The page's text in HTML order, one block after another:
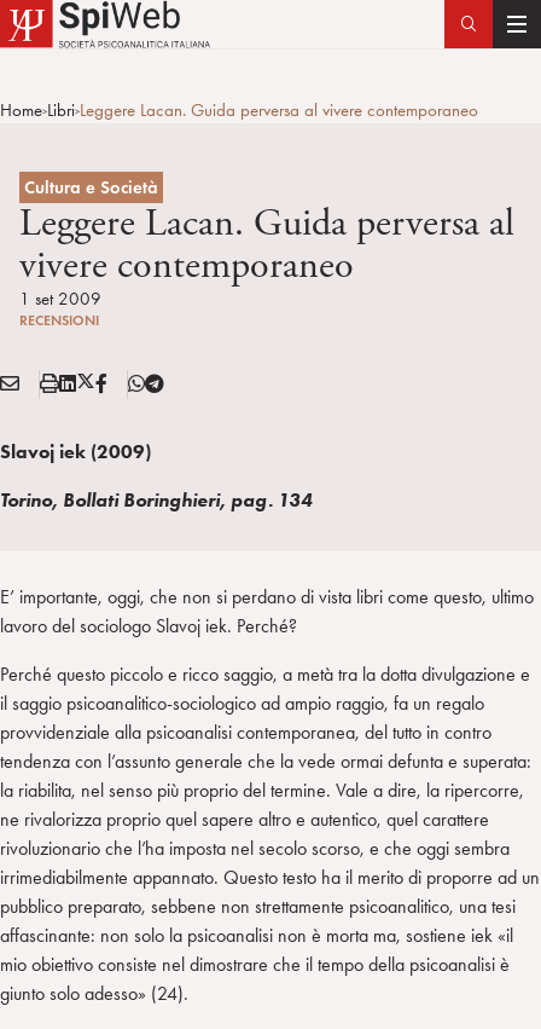
T
Home>Libri>Leggere Lacan. Guida perversa al vivere contemporaneo
Cultura e Società
Leggere Lacan. Guida perversa al
vivere contemporaneo
1 set 2009
RECENSIONI
Condividi:
E
A
L
S
m
p
L
n
e
X
T
i
F
T
l
e
g
Slavoj iek (2009)
Torino, Bollati Boringhieri, pag. 134
E’ importante, oggi, che non si perdano di vista libri come questo, ultimo
lavoro del sociologo Slavoj iek. Perché?
Perché questo piccolo e ricco saggio, a metà tra la dotta divulgazione e
il saggio psicoanalitico-sociologico ad ampio raggio, fa un regalo
provvidenziale alla psicoanalisi contemporanea, del tutto in contro
tendenza con l’assunto generale che la vede ormai defunta e superata:
la riabilita, nel senso più proprio del termine. Vale a dire, la ripercorre,
ne rivalorizza proprio quel sapere altro e autentico, quel carattere
rivoluzionario che l’ha imposta nel secolo scorso, e che oggi sembra
irrimediabilmente appannato. Questo testo ha il merito di proporre ad un
pubblico preparato, sebbene non strettamente psicoanalitico, una tesi
affascinante: non solo la psicoanalisi non è morta ma, sostiene iek «il
mio obiettivo consiste nel dimostrare che il tempo della psicoanalisi è
giunto solo adesso» (24).